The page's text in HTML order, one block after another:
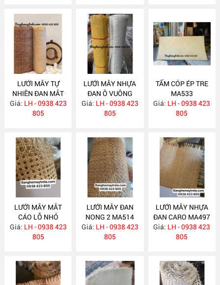
LƯỚI MÂY TỰ
NHIÊN ĐAN MẮT
CÁO MA673
Giá: LH - 0938 423
805
LƯỚI MÂY NHỰA
ĐAN Ô VUÔNG
MA617
Giá: LH - 0938 423
805
TẤM CÓP ÉP TRE
MA533
Giá: LH - 0938 423
805
LƯỚI MÂY MẮT
CÁO LỖ NHỎ
MA522
Giá: LH - 0938 423
805
LƯỚI MÂY ĐAN
NONG 2 MA514
Giá: LH - 0938 423
805
LƯỚI MÂY NHỰA
ĐAN CARO MA497
Giá: LH - 0938 423
805